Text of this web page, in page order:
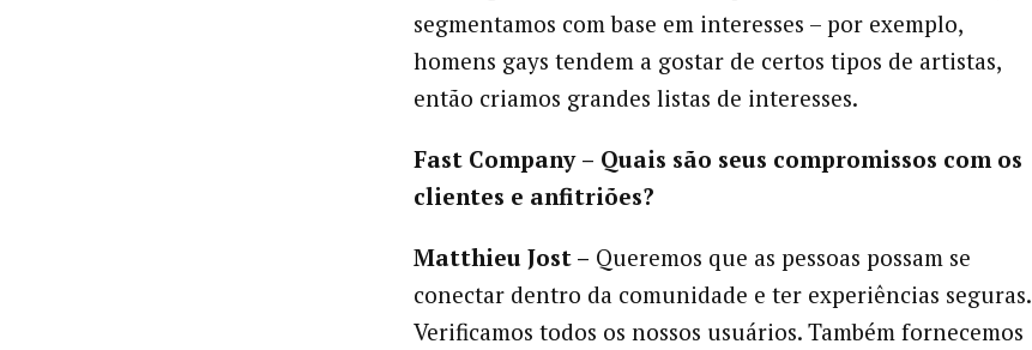
segmentamos com base em interesses – por exemplo,
homens gays tendem a gostar de certos tipos de artistas,
então criamos grandes listas de interesses.
Fast Company – Quais são seus compromissos com os
clientes e anfitriões?
Matthieu Jost – Queremos que as pessoas possam se
conectar dentro da comunidade e ter experiências seguras.
Verificamos todos os nossos usuários. Também fornecemos